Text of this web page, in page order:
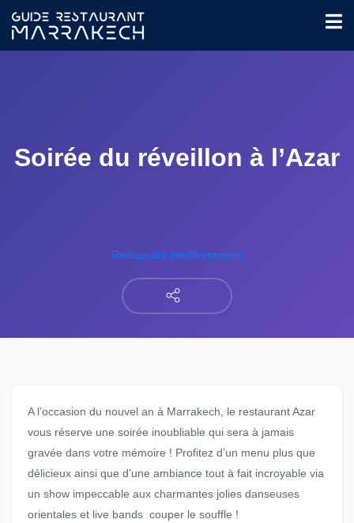
Soirée du réveillon à l’Azar
Restaurant méditerranéen
A l’occasion du nouvel an à Marrakech, le restaurant Azar
vous réserve une soirée inoubliable qui sera à jamais
gravée dans votre mémoire ! Profitez d’un menu plus que
délicieux ainsi que d’une ambiance tout à fait incroyable via
un show impeccable aux charmantes jolies danseuses
orientales et live bands couper le souffle !